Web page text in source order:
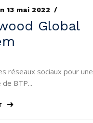
13 mai 2022
Global
réseaux sociaux pour une
BTP...